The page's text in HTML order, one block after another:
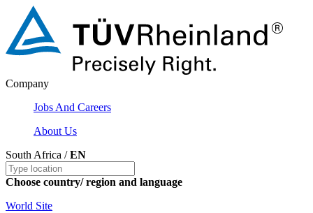
Company
Jobs And Careers
About Us
South Africa /EN
Choose country/ region and language
World Site